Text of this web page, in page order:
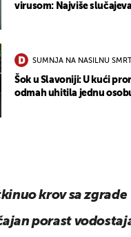
virusom: Najviše
SUMNJA NA NASILNU SMRT
Šok u Slavoniji: U kući
odmah uhitila jednu
krov sa zgrade
porast